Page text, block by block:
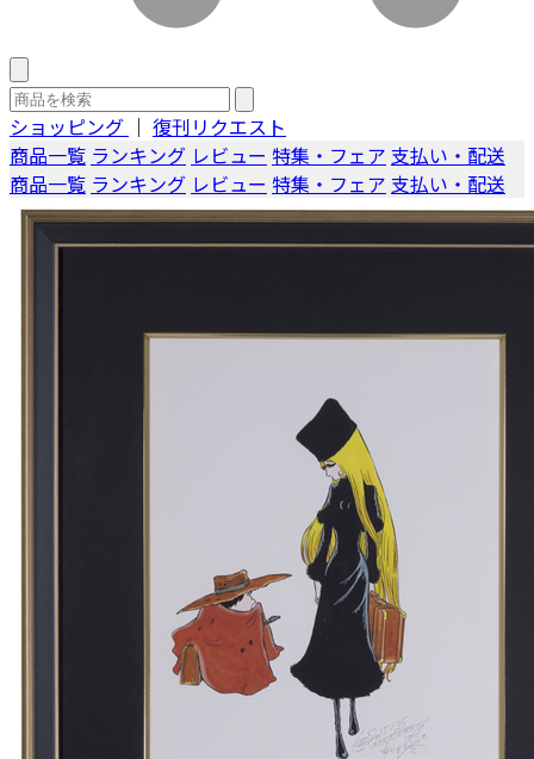
ショッピング ｜ 復刊リクエスト
商品一覧 ランキング レビュー 特集・フェア 支払い・配送
商品一覧 ランキング レビュー 特集・フェア 支払い・配送